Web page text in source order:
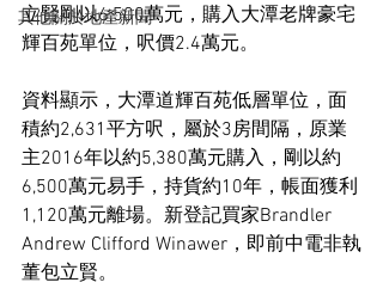
其他關於地產新聞
立賢剛以6,500萬元，購入大潭老牌豪宅
輝百苑單位，呎價2.4萬元。
資料顯示，大潭道輝百苑低層單位，面
積約2,631平方呎，屬於3房間隔，原業
主2016年以約5,380萬元購入，剛以約
6,500萬元易手，持貨約10年，帳面獲利
1,120萬元離場。新登記買家Brandler
Andrew Clifford Winawer，即前中電非執
董包立賢。